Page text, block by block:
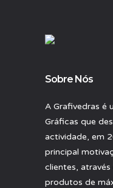
Sobre Nós
A Grafivedras é
Gráficas que
actividade, em
principal
clientes,
produtos de